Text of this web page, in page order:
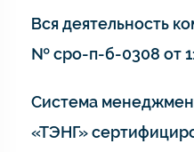
Вся деятельность
№ сро-п-б-0308 от
Система
«ТЭНГ»